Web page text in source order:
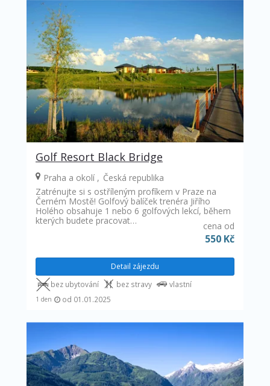
Golf Resort Black Bridge
Praha a okolí
Česká republika
Zatrénujte si s ostříleným profíkem v Praze na
Černém Mostě! Golfový balíček trenéra Jiřího
Holého obsahuje 1 nebo 6 golfových lekcí, během
kterých budete pracovat…
cena od
550 Kč
Detail zájezdu
bez ubytování bez stravy
vlastní
od 01.01.2025
1 den